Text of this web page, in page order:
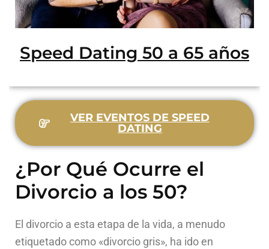
Speed Dating 50 a 65 años
VER EVENTOS DE SPEED
DATING
¿Por Qué Ocurre el
Divorcio a los 50?
El divorcio a esta etapa de la vida, a menudo
etiquetado como «divorcio gris», ha ido en